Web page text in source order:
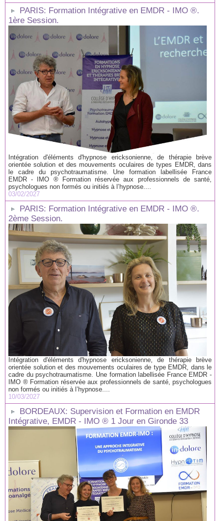
PARIS: Formation Intégrative en EMDR - IMO ®.
1ère Session.
Intégration d'éléments d'hypnose ericksonienne, de thérapie brève
orientée solution et des mouvements oculaires de types EMDR, dans
le cadre du psychotraumatisme. Une formation labellisée France
EMDR - IMO ® Formation réservée aux professionnels de santé,
psychologues non formés ou initiés à l’hypnose....
03/02/2027
PARIS: Formation Intégrative en EMDR - IMO ®.
2ème Session.
Intégration d'éléments d'hypnose ericksonienne, de thérapie brève
orientée solution et des mouvements oculaires de type EMDR, dans le
cadre du psychotraumatisme. Une formation labellisée France EMDR -
IMO ® Formation réservée aux professionnels de santé, psychologues
non formés ou initiés à l’hypnose....
10/03/2027
BORDEAUX: Supervision et Formation en EMDR
Intégrative, EMDR - IMO ® 1 Jour en Gironde 33